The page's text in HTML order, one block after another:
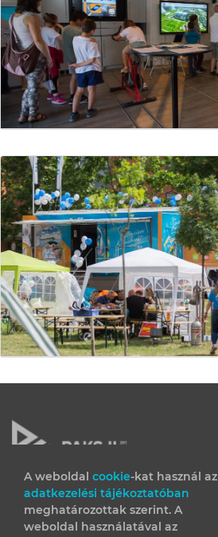
A weboldal cookie-kat használ az
adatkezelési tájékoztatóban
meghatározottak szerint. A
weboldal használatával az
JOGI INFORMÁCIÓK
IMPRESSZUM